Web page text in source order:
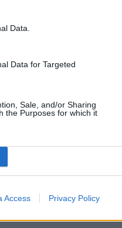
Data.
Data for Targeted
Sale, and/or Sharing
the Purposes for which it
Access Privacy Policy
és az áruk is